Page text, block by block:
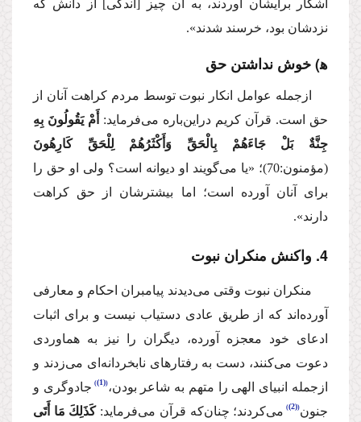
آشكار برایشان آوردند، به آن چیز [اندكی] از دانش كه
نزدشان بود، خرسند شدند».
ه‍‌) خوش نداشتن حق
ازجمله عوامل انكار نبوت توسط مردم كراهت آنان از
حق است. قرآن كریم دراین‌باره می‌فرماید: أَمْ یَقُولُونَ بِهِ
جِنَّةٌ بَلْ جَاءَهُمْ بِالْحَقِّ وَأَكْثَرُهُمْ لِلْحَقِّ كَارِهُونَ
(مؤمنون:70)؛
«یا می‌گویند او دیوانه است؟ ولی او حق را
برای آنان آورده است؛ اما بیشترشان از حق كراهت
دارند».
4. واکنش منکران نبوت
منكران نبوت وقتی می‌دیدند پیامبران احكام و معارفی
آورده‌اند كه از طریق عادی دستیاب نیست و برای اثبات
ادعای خود معجزه ‌آورده، دیگران را نیز به هماوردی
دعوت می‌كنند، دست به رفتارهای نابخردانه‌ای می‌زدند و
ازجمله انبیای الهی را متهم به شاعر بودن، (1)
جادوگری و
جنون (2) می‌كردند؛ چنان‌كه قرآن می‌فرماید:كَذَلِكَ مَا أَتَی